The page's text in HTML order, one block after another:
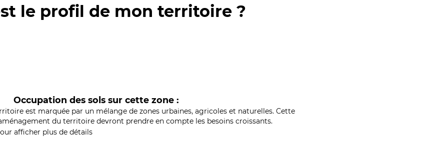
le profil de mon territoire ?
Occupation des sols sur cette zone :
est marquée par un mélange de zones urbaines, agricoles et naturelles. Cette
du territoire devront prendre en compte les besoins croissants.
afficher plus de détails